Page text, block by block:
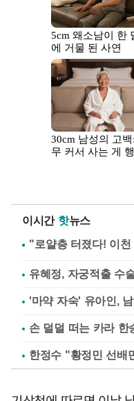
이시간 핫뉴스
유혜정, 자궁적출 수
'마약 자숙' 유아인,
손 덜덜 떠는 카라 한
한정수 "황정민 선배